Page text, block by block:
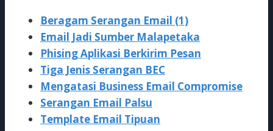
Beragam Serangan Email (1)
Email Jadi Sumber Malapetaka
Phising Aplikasi Berkirim Pesan
Tiga Jenis Serangan BEC
Mengatasi Business Email Compromise
Serangan Email Palsu
Template Email Tipuan